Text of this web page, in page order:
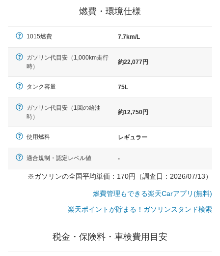
× 長さ 5,000mm 車路幅 5,000mmというサイズが標準値
燃費・環境仕様
1015燃費 7.7km/L
ガソリン代目安（1,000km走行
時）
約22,077円
タンク容量 75L
ガソリン代目安（1回の給油
時）
約12,750円
使用燃料 レギュラー
適合規制・認定レベル値 -
※ガソリンの全国平均単価：170円（調査日：2026/07/13）
燃費管理もできる楽天Carアプリ(無料)
楽天ポイントが貯まる！ガソリンスタンド検索
税金・保険料・車検費用目安